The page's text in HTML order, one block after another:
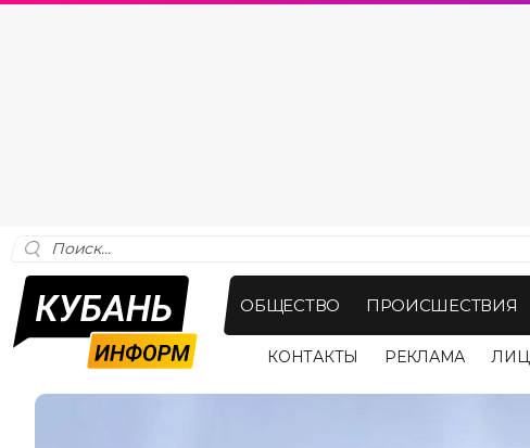
ОБЩЕСТВО ПРОИСШЕСТВИЯ
КОНТАКТЫ РЕКЛАМА